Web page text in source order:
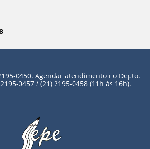
0450. Agendar atendimento no Depto.
0457 / (21) 2195-0458 (11h às 16h).